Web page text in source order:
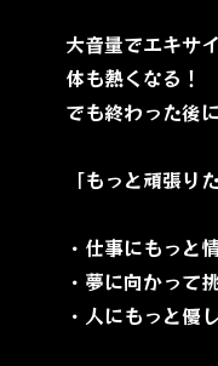
大音量でエキサ
体も熱くなる！
でも終わった後
「もっと頑張り
・仕事にもっと
・夢に向かって
・人にもっと優